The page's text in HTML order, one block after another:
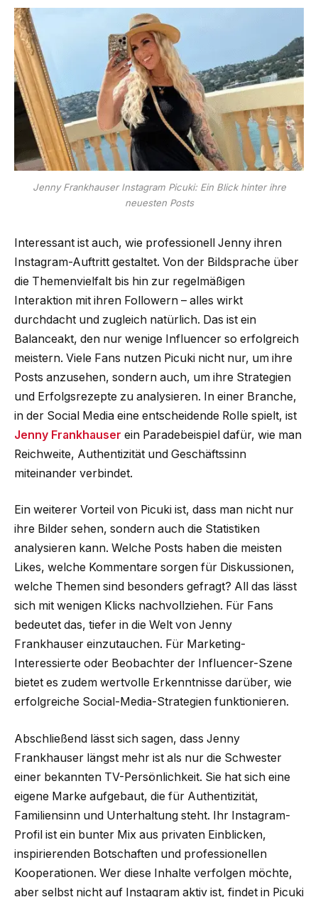
Jenny Frankhauser Instagram Picuki: Ein Blick hinter ihre
neuesten Posts
Interessant ist auch, wie professionell Jenny ihren
Instagram-Auftritt gestaltet. Von der Bildsprache über
die Themenvielfalt bis hin zur regelmäßigen
Interaktion mit ihren Followern – alles wirkt
durchdacht und zugleich natürlich. Das ist ein
Balanceakt, den nur wenige Influencer so erfolgreich
meistern. Viele Fans nutzen Picuki nicht nur, um ihre
Posts anzusehen, sondern auch, um ihre Strategien
und Erfolgsrezepte zu analysieren. In einer Branche,
in der Social Media eine entscheidende Rolle spielt, ist
Jenny Frankhauser ein Paradebeispiel dafür, wie man
Reichweite, Authentizität und Geschäftssinn
miteinander verbindet.
Ein weiterer Vorteil von Picuki ist, dass man nicht nur
ihre Bilder sehen, sondern auch die Statistiken
analysieren kann. Welche Posts haben die meisten
Likes, welche Kommentare sorgen für Diskussionen,
welche Themen sind besonders gefragt? All das lässt
sich mit wenigen Klicks nachvollziehen. Für Fans
bedeutet das, tiefer in die Welt von Jenny
Frankhauser einzutauchen. Für Marketing-
Interessierte oder Beobachter der Influencer-Szene
bietet es zudem wertvolle Erkenntnisse darüber, wie
erfolgreiche Social-Media-Strategien funktionieren.
Abschließend lässt sich sagen, dass Jenny
Frankhauser längst mehr ist als nur die Schwester
einer bekannten TV-Persönlichkeit. Sie hat sich eine
eigene Marke aufgebaut, die für Authentizität,
Familiensinn und Unterhaltung steht. Ihr Instagram-
Profil ist ein bunter Mix aus privaten Einblicken,
inspirierenden Botschaften und professionellen
Kooperationen. Wer diese Inhalte verfolgen möchte,
aber selbst nicht auf Instagram aktiv ist, findet in Picuki